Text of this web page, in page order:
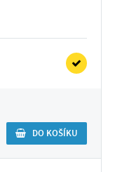
DO KOŠÍKU